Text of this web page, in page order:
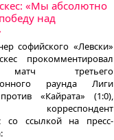
«Мы абсолютно
над
софийского «Левски»
прокомментировал
третьего
раунда Лиги
«Кайрата» (1:0),
корреспондент
со ссылкой на пресс-